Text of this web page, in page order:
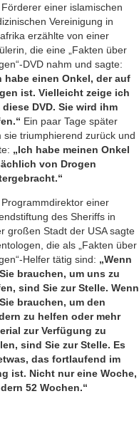
einer islamischen
Vereinigung in
erzählte von einer
die eine „Fakten über
DVD nahm und sagte:
habe einen Onkel, der auf
ist. Vielleicht zeige ich
diese DVD. Sie wird ihm
Ein paar Tage später
sie triumphierend zurück und
„Ich habe meinen Onkel
von Drogen
Programmdirektor einer
des Sheriffs in
großen Stadt der USA sagte
die als „Fakten über
Helfer tätig sind: „Wenn
brauchen, um uns zu
sind Sie zur Stelle. Wenn
brauchen, um den
zu helfen oder mehr
zur Verfügung zu
sind Sie zur Stelle. Es
das fortlaufend im
ist. Nicht nur eine Woche,
52 Wochen.“